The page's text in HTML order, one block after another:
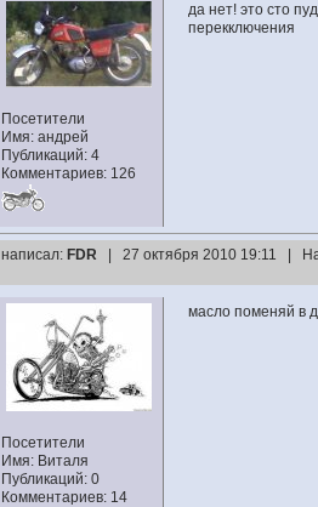
Посетители
Имя: андрей
Публикаций: 4
Комментариев: 126
да нет! это сто
перекключения
написал: FDR | 27 октября 2010 19:11 |
Посетители
Имя: Виталя
Публикаций: 0
Комментариев: 14
масло поменяй в